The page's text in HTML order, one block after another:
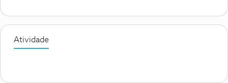
Atividade